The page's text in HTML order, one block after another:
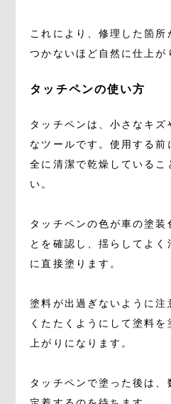
これにより、修理した箇所
つかないほど自然に仕上が
タッチペンの使い方
タッチペンは、小さなキズ
なツールです。使用する前
全に清潔で乾燥しているこ
い。
タッチペンの色が車の塗装
とを確認し、揺らしてよく
に直接塗ります。
塗料が出過ぎないように注
くたたくようにして塗料
上がりになります。
タッチペンで塗った後は、